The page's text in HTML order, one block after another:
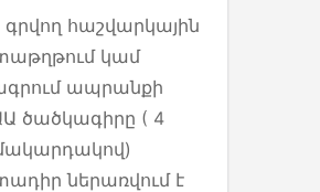
գրվող հաշվարկային
կամ
ապրանքի
ծածկագիրը ( 4
ներառվում է